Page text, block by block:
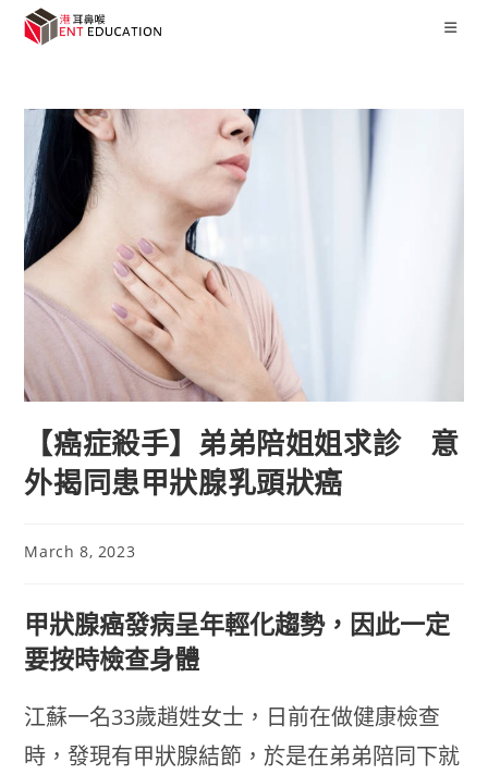
【癌症殺手】弟弟陪姐姐求診 意
外揭同患甲狀腺乳頭狀癌
March 8, 2023
甲狀腺癌發病呈年輕化趨勢，因此一定
要按時檢查身體
江蘇一名33歲趙姓女士，日前在做健康檢查
時，發現有甲狀腺結節，於是在弟弟陪同下就